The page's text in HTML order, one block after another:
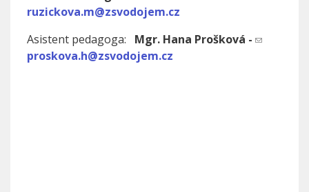
ruzickova.m@zsvodojem.cz
Asistent pedagoga:
Mgr. Hana Prošková -
proskova.h@zsvodojem.cz